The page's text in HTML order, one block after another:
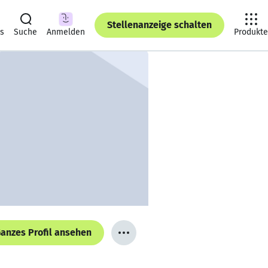
Suche Anmelden
Stellenanzeige schalten
Produkte
Profil ansehen